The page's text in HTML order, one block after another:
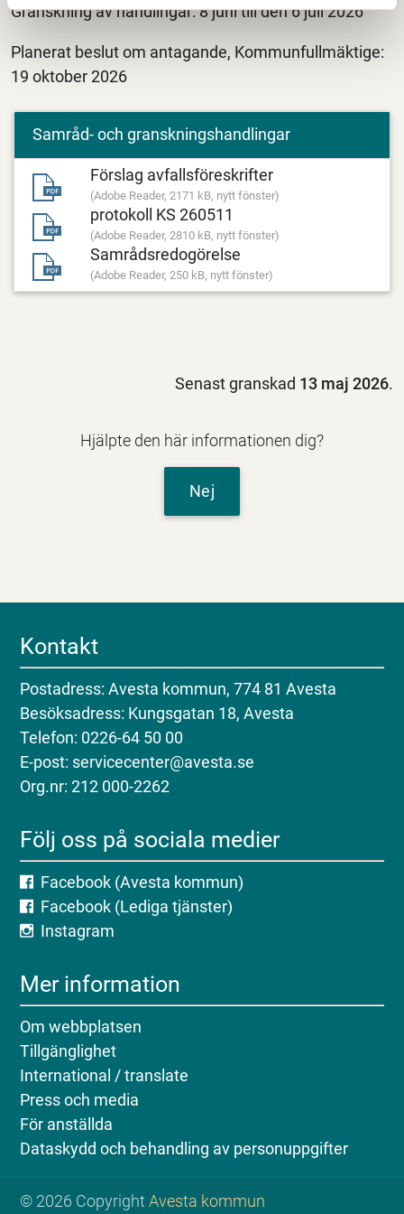
Granskning av handlingar: 8 juni till den 6 juli 2026
Planerat beslut om antagande, Kommunfullmäktige:
19 oktober 2026
Samråd- och granskningshandlingar
Förslag avfallsföreskrifter
(Adobe Reader, 2171 kB, nytt fönster)
protokoll KS 260511
(Adobe Reader, 2810 kB, nytt fönster)
Samrådsredogörelse
(Adobe Reader, 250 kB, nytt fönster)
Senast granskad 13 maj 2026.
Hjälpte den här informationen dig?
Nej
Kontakt
Postadress: Avesta kommun, 774 81 Avesta
Besöksadress: Kungsgatan 18, Avesta
Telefon: 0226-64 50 00
E-post: servicecenter@avesta.se
Org.nr: 212 000-2262
Följ oss på sociala medier
Facebook (Avesta kommun)
Facebook (Lediga tjänster)
Instagram
Mer information
Om webbplatsen
Tillgänglighet
International / translate
Press och media
För anställda
Dataskydd och behandling av personuppgifter
© 2026 CopyrightAvesta kommun